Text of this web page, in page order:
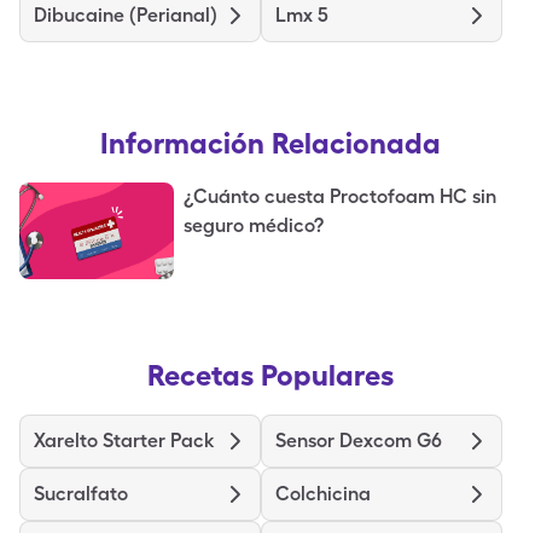
Dibucaine (Perianal) Lmx 5
Información Relacionada
¿Cuánto cuesta Proctofoam HC sin
seguro médico?
Recetas Populares
Xarelto Starter Pack Sensor Dexcom G6
Sucralfato Colchicina